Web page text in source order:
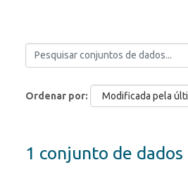
Ordenar por
1 conjunto de